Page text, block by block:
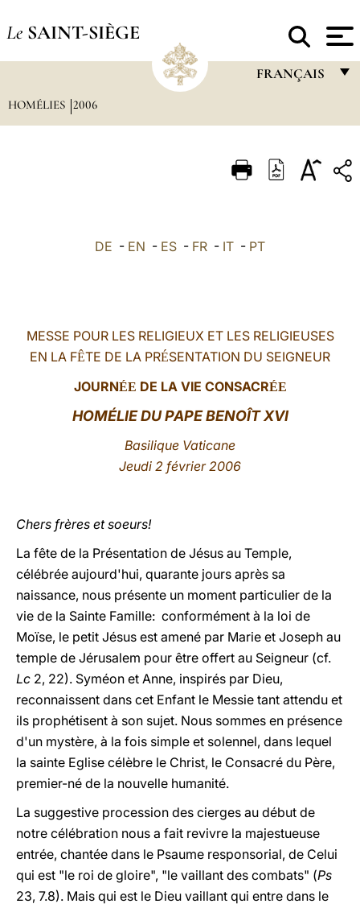
Le SAINT-SIÈGE
FRANÇAIS
ITALIANO
中文
LATINE
HOMÉLIES 2006
DE - EN - ES - FR - IT - PT
MESSE POUR LES RELIGIEUX ET LES RELIGIEUSES
EN LA FÊTE DE LA PRÉSENTATION DU SEIGNEUR
JOURNÉE DE LA VIE CONSACRÉE
HOMÉLIE DU PAPE BENOÎT XVI
Basilique Vaticane
Jeudi 2 février 2006
Chers frères et soeurs!
La fête de la Présentation de Jésus au Temple,
célébrée aujourd'hui, quarante jours après sa
naissance, nous présente un moment particulier de la
vie de la Sainte Famille: conformément à la loi de
Moïse, le petit Jésus est amené par Marie et Joseph au
temple de Jérusalem pour être offert au Seigneur (cf.
Lc 2, 22). Syméon et Anne, inspirés par Dieu,
reconnaissent dans cet Enfant le Messie tant attendu et
ils prophétisent à son sujet. Nous sommes en présence
d'un mystère, à la fois simple et solennel, dans lequel
la sainte Eglise célèbre le Christ, le Consacré du Père,
premier-né de la nouvelle humanité.
La suggestive procession des cierges au début de
notre célébration nous a fait revivre la majestueuse
entrée, chantée dans le Psaume responsorial, de Celui
qui est "le roi de gloire", "le vaillant des combats" (Ps
23, 7.8). Mais qui est le Dieu vaillant qui entre dans le